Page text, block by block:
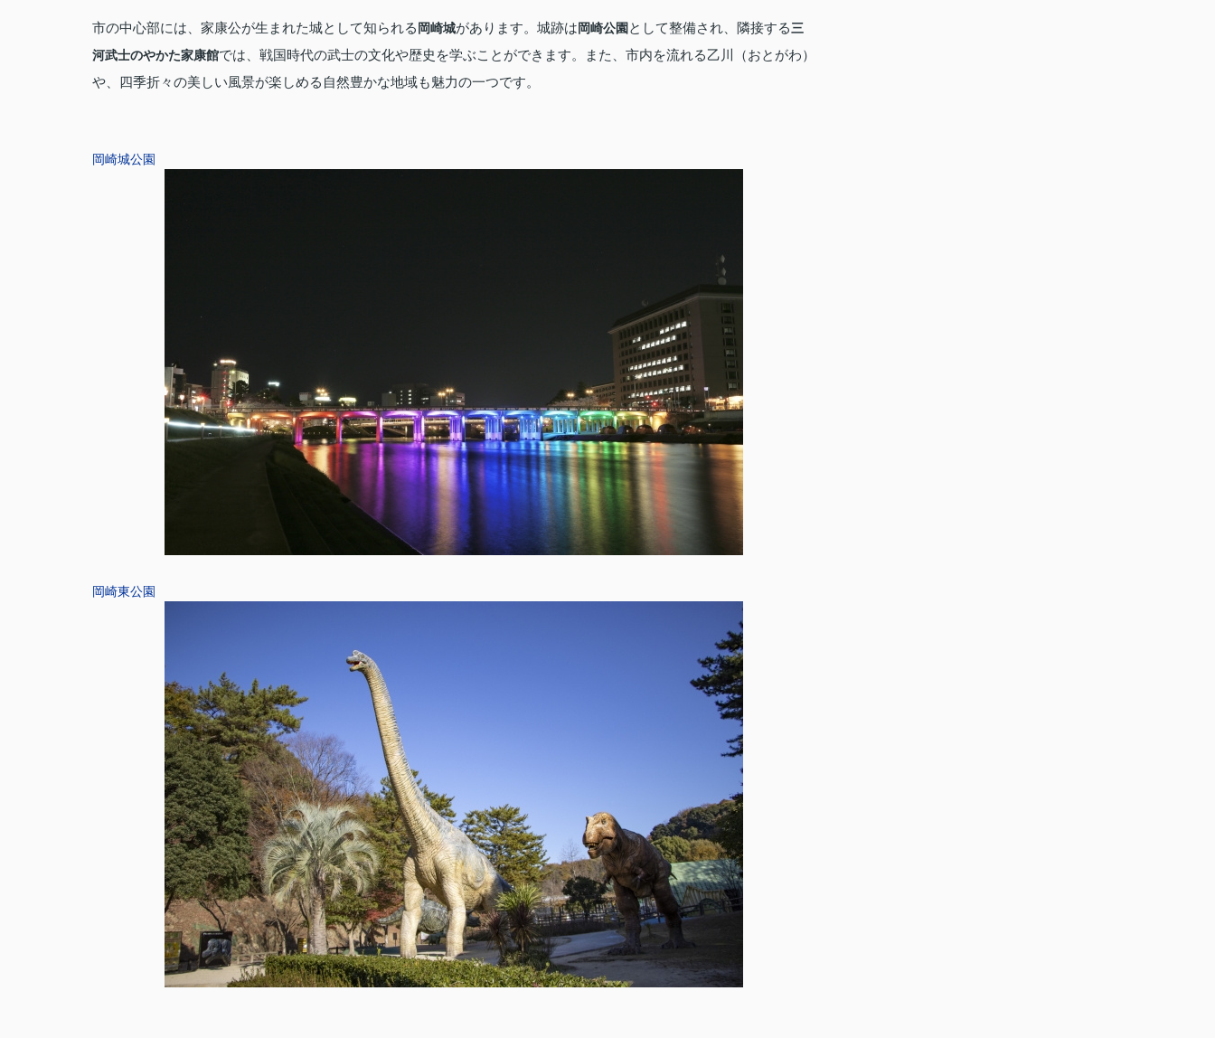
市の中心部には、家康公が生まれた城として知られる 岡崎城があります。城跡は岡崎公園 として整備され、隣接する三
河武士のやかた家康館では、戦国時代の武士の文化や歴史を学ぶことができます。また、市内を流れる乙川（おとがわ）
や、四季折々の美しい風景が楽しめる自然豊かな地域も魅力の一つです。
岡崎城公園
岡崎東公園